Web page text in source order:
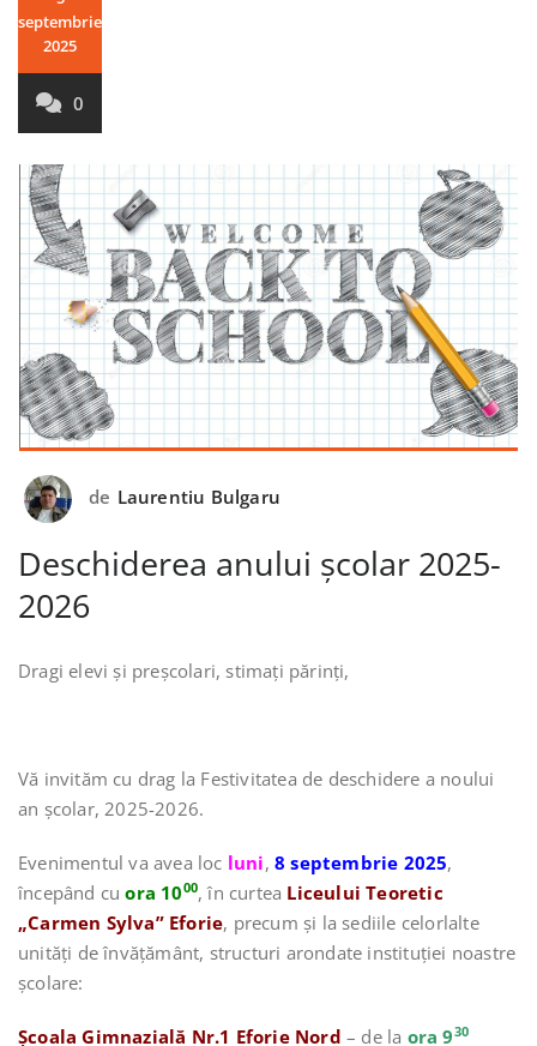
septembrie
2025
0
de Laurentiu Bulgaru
Deschiderea anului școlar 2025-
2026
Dragi elevi și preșcolari, stimați părinți,
Vă invităm cu drag la Festivitatea de deschidere a noului
an școlar, 2025-2026.
Evenimentul va avea loc luni,8 septembrie 2025,
începând cuora 1000, în curtea Liceului Teoretic
„Carmen Sylva” Eforie, precum și la sediile celorlalte
unități de învățământ, structuri arondate instituției noastre
școlare:
Școala Gimnazială Nr.1 Eforie Nord – de la ora 930